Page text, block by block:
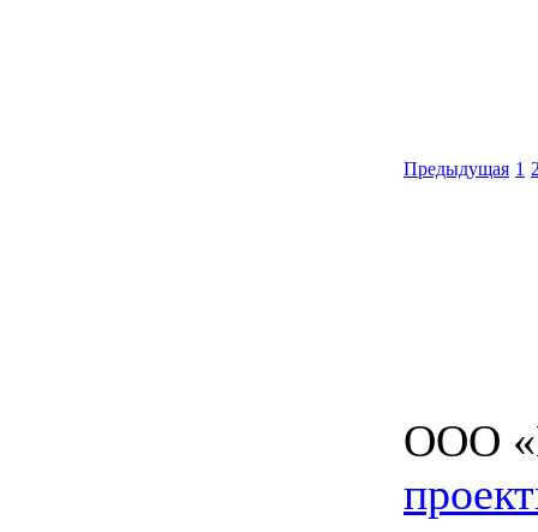
Предыдущая 1
ООО